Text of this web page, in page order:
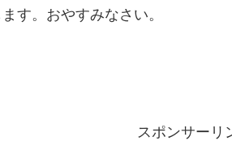
す。おやすみなさい。
スポンサーリ